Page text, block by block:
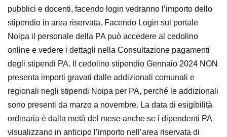
pubblici e docenti, facendo login vedranno l’importo dello
stipendio in area riservata. Facendo Login sul portale
Noipa il personale della PA può accedere al cedolino
online e vedere i dettagli nella Consultazione pagamenti
degli stipendi PA. Il cedolino stipendio Gennaio 2024 NON
presenta importi gravati dalle addizionali comunali e
regionali negli stipendi Noipa per PA, perché le addizionali
sono presenti da marzo a novembre. La data di esigibilità
ordinaria è dalla metà del mese anche se i dipendenti PA
visualizzano in anticipo l’importo nell’area riservata di